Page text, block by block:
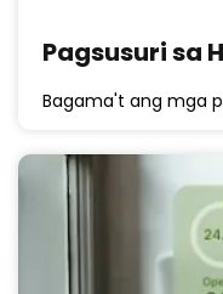
Pagsusuri sa
Bagama't ang mga